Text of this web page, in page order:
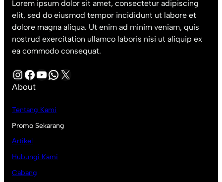
Lorem ipsum dolor sit amet, consectetur adipiscing
elit, sed do eiusmod tempor incididunt ut labore et
dolore magna aliqua. Ut enim ad minim veniam, quis
nostrud exercitation ullamco laboris nisi ut aliquip ex
ea commodo consequat.
InstagramFacebook YouTube WhatsApp X
About
Tentang Kami
Promo Sekarang
Artikel
Hubungi Kami
Cabang